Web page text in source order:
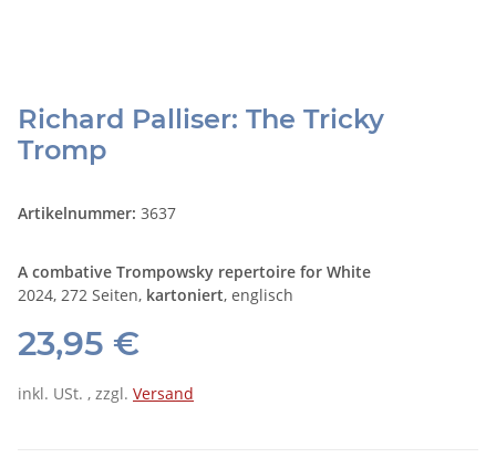
Richard Palliser: The Tricky
Tromp
Artikelnummer: 3637
A combative Trompowsky repertoire for White
2024, 272 Seiten, kartoniert, englisch
23,95 €
inkl. USt. , zzgl. Versand